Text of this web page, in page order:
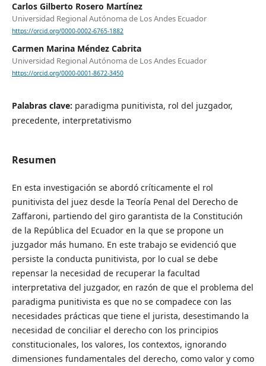
Carlos Gilberto Rosero Martínez
Universidad Regional Autónoma de Los Andes Ecuador
https://orcid.org/0000-0002-6765-1882
Carmen Marina Méndez Cabrita
Universidad Regional Autónoma de Los Andes Ecuador
https://orcid.org/0000-0001-8672-3450
Palabras clave: paradigma punitivista, rol del juzgador,
precedente, interpretativismo
Resumen
En esta investigación se abordó críticamente el rol
punitivista del juez desde la Teoría Penal del Derecho de
Zaffaroni, partiendo del giro garantista de la Constitución
de la República del Ecuador en la que se propone un
juzgador más humano. En este trabajo se evidenció que
persiste la conducta punitivista, por lo cual se debe
repensar la necesidad de recuperar la facultad
interpretativa del juzgador, en razón de que el problema del
paradigma punitivista es que no se compadece con las
necesidades prácticas que tiene el jurista, desestimando la
necesidad de conciliar el derecho con los principios
constitucionales, los valores, los contextos, ignorando
dimensiones fundamentales del derecho, como valor y como